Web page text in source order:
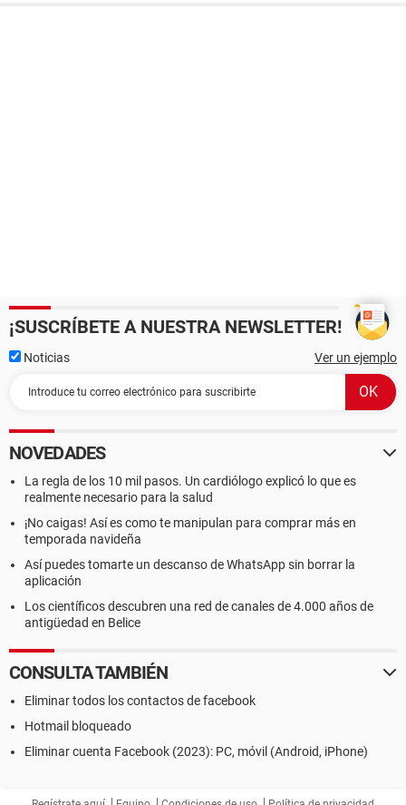
¡SUSCRÍBETE A NUESTRA NEWSLETTER!
Noticias Ver un ejemplo
NOVEDADES
La regla de los 10 mil pasos. Un cardiólogo explicó lo que es
realmente necesario para la salud
¡No caigas! Así es como te manipulan para comprar más en
temporada navideña
Así puedes tomarte un descanso de WhatsApp sin borrar la
aplicación
Los científicos descubren una red de canales de 4.000 años de
antigüedad en Belice
CONSULTA TAMBIÉN
Eliminar todos los contactos de facebook
Hotmail bloqueado
Eliminar cuenta Facebook (2023): PC, móvil (Android, iPhone)